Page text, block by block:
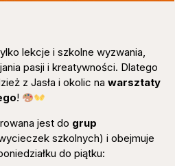
lekcje i szkolne wyzwania,
pasji i kreatywności. Dlatego
z Jasła i okolic na warsztaty
!
jest do grup
szkolnych) i obejmuje
do piątku: